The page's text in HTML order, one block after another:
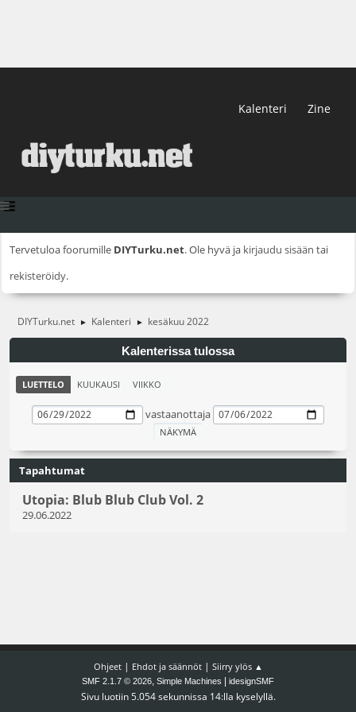
Kalenteri Zine
Tervetuloa foorumille DIYTurku.net. Ole hyvä ja kirjaudu sisään tai
rekisteröidy.
DIYTurku.net ► Kalenteri ► kesäkuu 2022
Kalenterissa tulossa
LUETTELO KUUKAUSI VIIKKO
vastaanottaja
Tapahtumat
Utopia: Blub Blub Club Vol. 2
29.06.2022
Ohjeet| Ehdot ja säännöt| Siirry ylös ▲
SMF 2.1.7 © 2026, Simple Machines idesignSMF
Sivu luotiin 5.054 sekunnissa 14:lla kyselyllä.